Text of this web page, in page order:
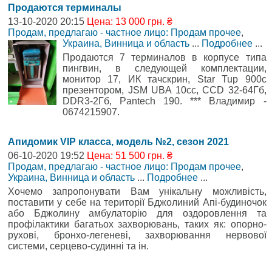
Продаются терминалы
13-10-2020 20:15 Цена: 13 000 грн. ₴
Продам, предлагаю - частное лицо: Продам прочее,
Украина, Винница и область ... Подробнее ...
Продаются 7 терминалов в корпусе типа
пингвин, в следующей комплектации,
монитор 17, ИК тачскрин, Star Tup 900с
презентором, JSM UBA 10cc, CCD 32-64Гб,
DDR3-2Гб, Pantech 190. *** Владимир -
0674215907.
Апидомик VIP класса, модель №2, сезон 2021
06-10-2020 19:52 Цена: 51 500 грн. ₴
Продам, предлагаю - частное лицо: Продам прочее,
Украина, Винница и область ... Подробнее ...
Хочемо запропонувати Вам унікальну можливість,
поставити у себе на території Бджолиний Апі-будиночок
або Бджолину амбулаторію для оздоровлення та
профілактики багатьох захворювань, таких як: опорно-
рухові, бронхо-легеневі, захворювання нервової
системи, серцево-судинні та ін.